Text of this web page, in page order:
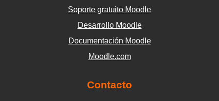
Soporte gratuito Moodle
Desarrollo Moodle
Documentación Moodle
Moodle.com
Contacto